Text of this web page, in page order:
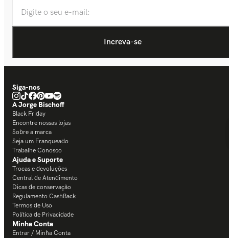
Siga-nos
A Jorge Bischoff
Black Friday
Encontre nossas lojas
Sobre a marca
Seja um Franqueado
Trabalhe Conosco
Ajuda e Suporte
Trocas e devoluções
Central de Atendimento
Dicas de conservação
Regulamento CashBack
Termos de Uso
Política de Privacidade
Minha Conta
Entrar / Minha Conta